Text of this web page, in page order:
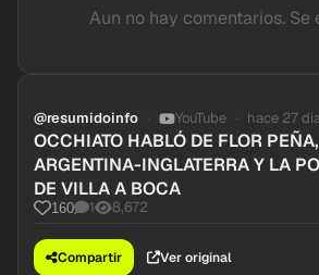
Aun no hay comentarios. Se
@resumidoinfo YouTube hace 27
OCCHIATO HABLÓ DE FLOR
ARGENTINA-INGLATERRA Y LA
DE VILLA A BOCA
160 1 8,672
Compartir Ver original